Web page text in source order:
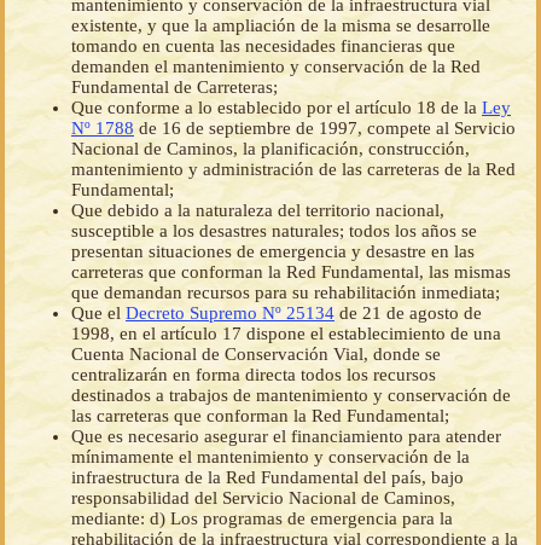
mantenimiento y conservación de la infraestructura vial
existente, y que la ampliación de la misma se desarrolle
tomando en cuenta las necesidades financieras que
demanden el mantenimiento y conservación de la Red
Fundamental de Carreteras;
Que conforme a lo establecido por el artículo 18 de la Ley
Nº 1788 de 16 de septiembre de 1997, compete al Servicio
Nacional de Caminos, la planificación, construcción,
mantenimiento y administración de las carreteras de la Red
Fundamental;
Que debido a la naturaleza del territorio nacional,
susceptible a los desastres naturales; todos los años se
presentan situaciones de emergencia y desastre en las
carreteras que conforman la Red Fundamental, las mismas
que demandan recursos para su rehabilitación inmediata;
Que el Decreto Supremo Nº 25134 de 21 de agosto de
1998, en el artículo 17 dispone el establecimiento de una
Cuenta Nacional de Conservación Vial, donde se
centralizarán en forma directa todos los recursos
destinados a trabajos de mantenimiento y conservación de
las carreteras que conforman la Red Fundamental;
Que es necesario asegurar el financiamiento para atender
mínimamente el mantenimiento y conservación de la
infraestructura de la Red Fundamental del país, bajo
responsabilidad del Servicio Nacional de Caminos,
mediante: d) Los programas de emergencia para la
rehabilitación de la infraestructura vial correspondiente a la